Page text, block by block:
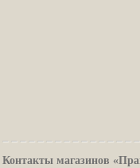
Контакты магазинов